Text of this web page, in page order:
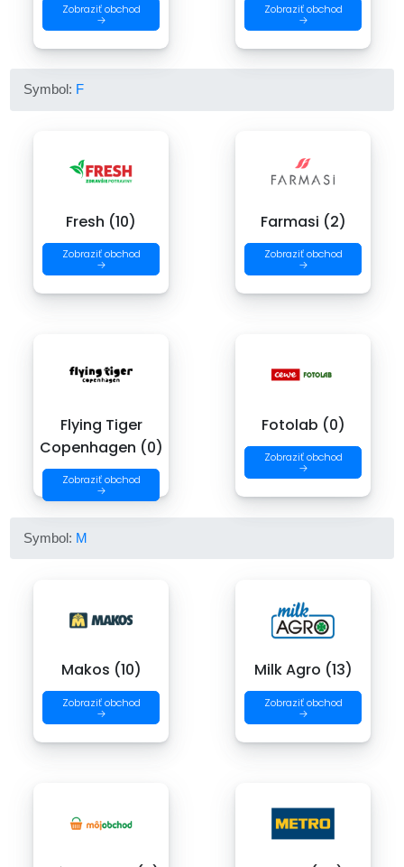
Zobraziť obchod
→
Zobraziť obchod
→
Symbol: F
Fresh (10)
Zobraziť obchod
→
Farmasi (2)
Zobraziť obchod
→
Flying Tiger
Copenhagen (0)
Zobraziť obchod
→
Fotolab (0)
Zobraziť obchod
→
Symbol: M
Makos (10)
Zobraziť obchod
→
Milk Agro (13)
Zobraziť obchod
→